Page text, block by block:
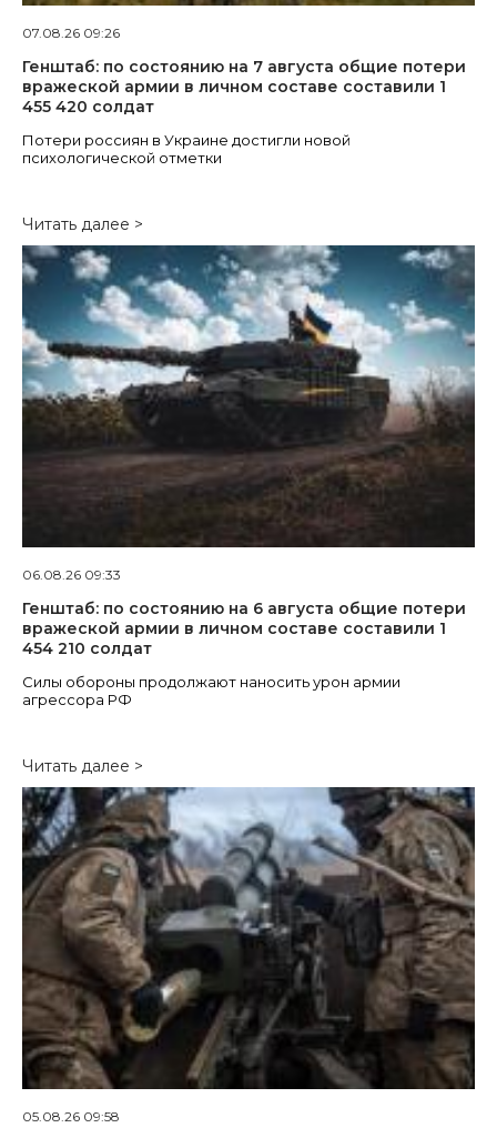
07.08.26 09:26
Генштаб: по состоянию на 7 августа общие потери
вражеской армии в личном составе составили 1
455 420 солдат
Потери россиян в Украине достигли новой
психологической отметки
Читать далее >
06.08.26 09:33
Генштаб: по состоянию на 6 августа общие потери
вражеской армии в личном составе составили 1
454 210 солдат
Силы обороны продолжают наносить урон армии
агрессора РФ
Читать далее >
05.08.26 09:58